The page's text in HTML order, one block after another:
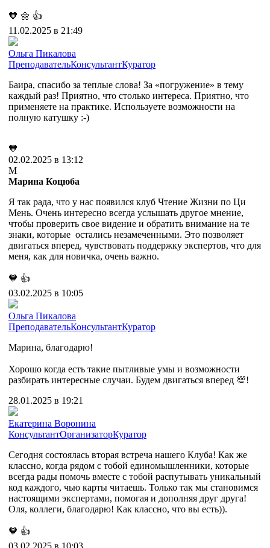
🧡 🌼 👍
11.02.2025 в 21:49
Ольга Пикалова
ПреподавательКонсультантКуратор
Баира, спасибо за теплые слова! За «погружение» в тему
каждый раз! Приятно, что столько интереса. Приятно, что
применяете на практике. Используете возможности на
полную катушку :-)
🧡
02.02.2025 в 13:12
М
Марина Коцюба
Я так рада, что у нас появился клуб Чтение Жизни по Ци
Мень. Очень интересно всегда услышать другое мнение,
чтобы проверить свое видение и обратить внимание на те
знаки, которые остались незамеченными. Это позволяет
двигаться вперед, чувствовать поддержку экспертов, что для
меня, как для новичка, очень важно.
🧡 👍
03.02.2025 в 10:05
Ольга Пикалова
ПреподавательКонсультантКуратор
Марина, благодарю!
Хорошо когда есть такие пытливые умы и возможности
разбирать интересные случаи. Будем двигаться вперед 💯!
28.01.2025 в 19:21
Екатерина Воронина
КонсультантОрганизаторКуратор
Сегодня состоялась вторая встреча нашего Клуба! Как же
классно, когда рядом с тобой единомышленники, которые
всегда рады помочь вместе с тобой распутывать уникальный
код каждого, чью карты читаешь. Только так мы становимся
настоящими экспертами, помогая и дополняя друг друга!
Оля, коллеги, благодарю! Как классно, что вы есть)).
🧡 👍